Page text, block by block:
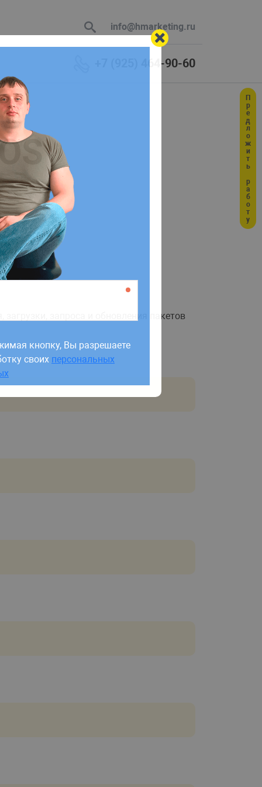
info@hmarketing.ru
+7 (925) 464-90-60
запроса и обновления пакетов
ответ
с учетом
кнопку, Вы разрешаете
Предложить работу
кнопку, Вы разрешаете
своих персональных